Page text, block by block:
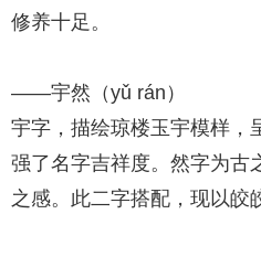
修养十足。
——宇然（yǔ rán）
宇字，描绘琼楼玉宇模样，
强了名字吉祥度。然字为古
之感。此二字搭配，现以皎